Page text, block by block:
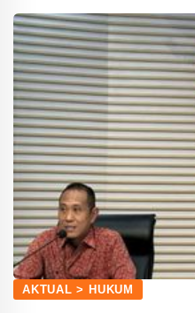
AKTUAL > HUKUM